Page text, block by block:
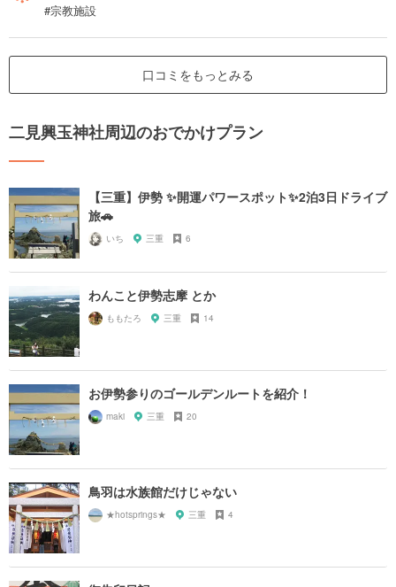
#宗教施設
口コミをもっとみる
二見興玉神社周辺のおでかけプラン
【三重】伊勢 ✨開運パワースポット✨2泊3日ドライブ
旅🚗
いち 三重 6
わんこと伊勢志摩 とか
ももたろ 三重 14
お伊勢参りのゴールデンルートを紹介！
maki 三重 20
鳥羽は水族館だけじゃない
★hotsprings★ 三重 4